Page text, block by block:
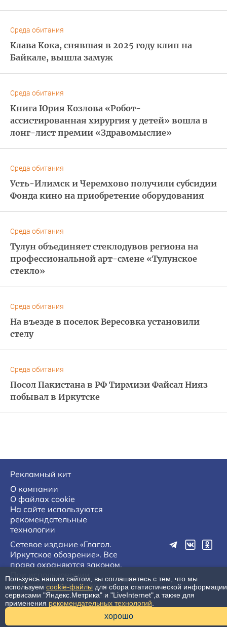
Среда обитания
Клава Кока, снявшая в 2025 году клип на
Байкале, вышла замуж
Среда обитания
Книга Юрия Козлова «Робот-
ассистированная хирургия у детей» вошла в
лонг-лист премии «Здравомыслие»
Среда обитания
Усть-Илимск и Черемхово получили субсидии
Фонда кино на приобретение оборудования
Среда обитания
Тулун объединяет стеклодувов региона на
профессиональной арт-смене «Тулунское
стекло»
Среда обитания
На въезде в поселок Вересовка установили
стелу
Среда обитания
Посол Пакистана в РФ Тирмизи Файсал Нияз
побывал в Иркутске
Рекламный кит
О компании
О файлах cookie
На сайте используются
рекомендательные
технологии
Сетевое издание «Глагол.
Иркутское обозрение». Все
права охраняются законом.
При использовании
материалов агентства на
других сайтах, обязательна
гиперссылка.
Пользуясь нашим сайтом, вы соглашаетесь с тем, что мы
используем cookie-файлы для сбора статистической информации
сервисами "Яндекс.Метрика" и "LiveInternet",а также для
применения рекомендательных технологий
хорошо